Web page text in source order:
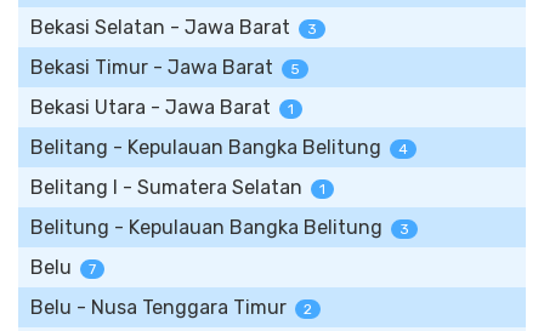
Bekasi Selatan - Jawa Barat 3
Bekasi Timur - Jawa Barat 5
Bekasi Utara - Jawa Barat 1
Belitang - Kepulauan Bangka Belitung 4
Belitang I - Sumatera Selatan 1
Belitung - Kepulauan Bangka Belitung 3
Belu 7
Belu - Nusa Tenggara Timur 2